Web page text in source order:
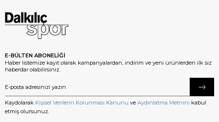
E-BÜLTEN ABONELİĞİ
Haber listemize kayıt olarak kampanyalardan, indirim ve yeni ürünlerden ilk siz
haberdar olabilirsiniz.
Kaydolarak Kişisel Verilerin Korunması Kanunu ve Aydınlatma Metnini kabul
etmiş olursunuz.